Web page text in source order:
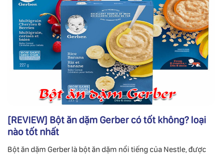
[REVIEW] Bột ăn dặm Gerber có tốt không? loại
nào tốt nhất
Bột ăn dặm Gerber là bột ăn dặm nổi tiếng của Nestle, được